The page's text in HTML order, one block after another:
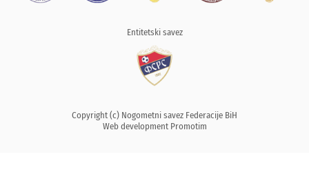
Entitetski savez
Copyright (c) Nogometni savez Federacije BiH
Web development Promotim